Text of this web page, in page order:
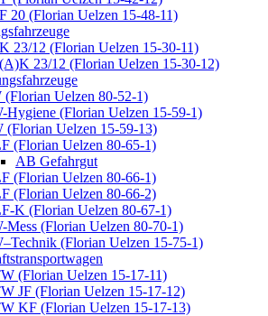
20 (Florian Uelzen 15-48-11)
23/12 (Florian Uelzen 15-30-11)
23/12 (Florian Uelzen 15-30-12)
(Florian Uelzen 80-52-1)
Hygiene (Florian Uelzen 15-59-1)
(Florian Uelzen 15-59-13)
(Florian Uelzen 80-65-1)
AB Gefahrgut
(Florian Uelzen 80-66-1)
(Florian Uelzen 80-66-2)
K (Florian Uelzen 80-67-1)
Mess (Florian Uelzen 80-70-1)
(Florian Uelzen 15-75-1)
(Florian Uelzen 15-17-11)
JF (Florian Uelzen 15-17-12)
KF (Florian Uelzen 15-17-13)